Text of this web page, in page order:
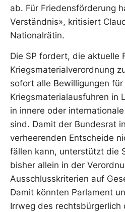
ab. Für Friedensförderung
Verständnis», kritisiert
Nationalrätin.
Die SP fordert, die aktuelle
Kriegsmaterialverordnung
sofort alle Bewilligungen für
Kriegsmaterialausfuhren in
in innere oder
sind. Damit der Bundesrat
verheerenden Entscheide
fällen kann, unterstützt die
bisher allein in der
Ausschlusskriterien auf
Damit könnten Parlament
Irrweg des rechtsbürgerlich